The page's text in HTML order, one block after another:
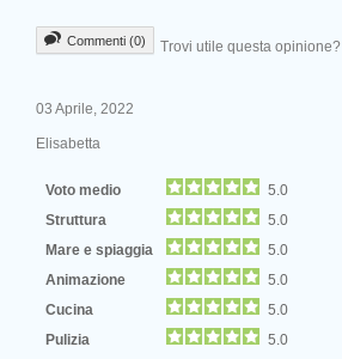
Commenti (0) Trovi utile questa opinione?
03 Aprile, 2022
Elisabetta
Voto medio
5.0
Struttura
5.0
Mare e spiaggia
5.0
Animazione
5.0
Cucina
5.0
Pulizia
5.0